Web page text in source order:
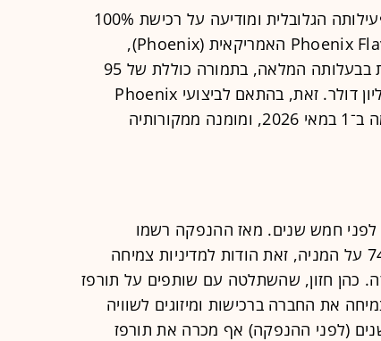
למעשה, תורפז ממשיכה להעמיק את פעילותה הגלובלית ומודיעה על רכישת 100%
מהון מניותיה של Phoenix Flavors & Fragrances האמריקאית (Phoenix),
באמצעות Klabin, חברה בת אמריקאית בבעלותה המלאה, בתמורה כוללת של 95
מיליון דולר ותמורה נוספת של עד 5 מיליון דולר. זאת, בהתאם לביצועי Phoenix
במהלך 2026. העסקה נחתמה והושלמה ב־1 במאי 2026, ומומנה ממקורותיה
לפני חמש שנים. מאז ההנפקה רשמו
המשקיעים תשואה מרשימה של כ-740% על המניה, זאת הודות למדיניות צמיחה
כהן חזון, שהשתלטה עם שותפים על תורפז
שקל, הצמיחה את החברה ברכישות ומיזוגים לשוויה
השנים (לפני ההנפקה) אף מכרה את תורפז